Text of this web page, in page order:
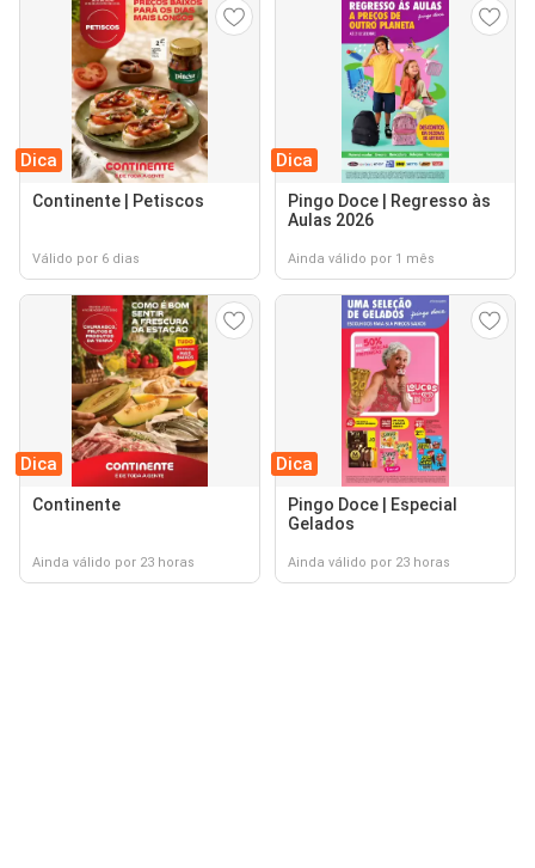
Dica
Continente | Petiscos
Válido por 6 dias
Dica
Pingo Doce | Regresso às
Aulas 2026
Ainda válido por 1 mês
Dica
Continente
Ainda válido por 23 horas
Dica
Pingo Doce | Especial
Gelados
Ainda válido por 23 horas